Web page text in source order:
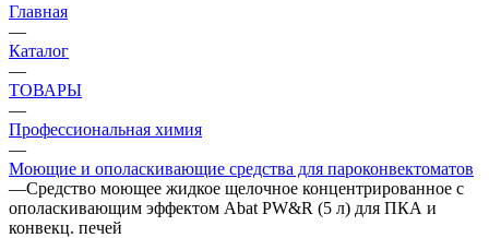
Главная
—
Каталог
—
ТОВАРЫ
—
Профессиональная химия
—
Моющие и ополаскивающие средства для пароконвектоматов
—Средство моющее жидкое щелочное концентрированное с
ополаскивающим эффектом Abat PW&R (5 л) для ПКА и
конвекц. печей